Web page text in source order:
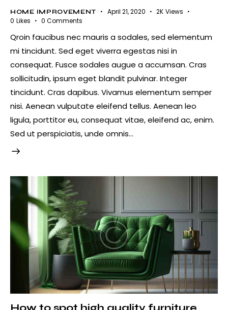
HOME IMPROVEMENT April 21, 2020 2K Views
0 Likes 0 Comments
Qroin faucibus nec mauris a sodales, sed elementum
mi tincidunt. Sed eget viverra egestas nisi in
consequat. Fusce sodales augue a accumsan. Cras
sollicitudin, ipsum eget blandit pulvinar. Integer
tincidunt. Cras dapibus. Vivamus elementum semper
nisi. Aenean vulputate eleifend tellus. Aenean leo
ligula, porttitor eu, consequat vitae, eleifend ac, enim.
Sed ut perspiciatis, unde omnis…